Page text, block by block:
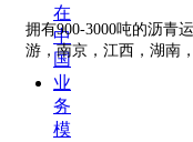
在
中
国
业
务
模
拥有900-3000吨的沥青
游，南京，江西，湖南